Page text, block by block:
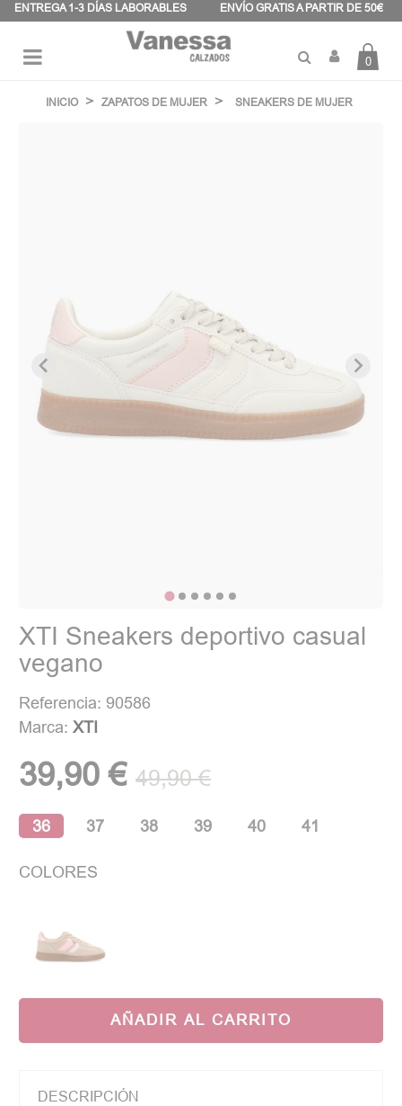
ENTREGA 1-3 DÍAS LABORABLES ENVÍO GRATIS A PARTIR DE 50€
palanca
0
INICIO ZAPATOS DE MUJER SNEAKERS DE MUJER
XTI Sneakers deportivo casual
vegano
Referencia: 90586
Marca:XTI
39,90 € 49,90 €
36 37 38 39 40 41
COLORES
AÑADIR AL CARRITO
DESCRIPCIÓN
Panel de gestión de cookies